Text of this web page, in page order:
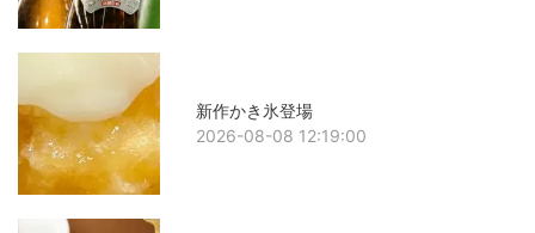
新作かき氷登場
2026-08-08 12:19:00